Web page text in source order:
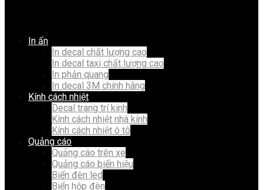
In ấn
In decal chất lượng cao
In decal taxi chất lượng cao
In phản quang
In decal 3M chính hãng
Kính cách nhiệt
Decal trang trí kinh
Kính cách nhiệt nhà kính
Kính cách nhiệt ô tô
Quảng cáo
Quảng cáo trên xe
Quảng cáo biển hiệu
Biển đèn led
Biển hộp đèn